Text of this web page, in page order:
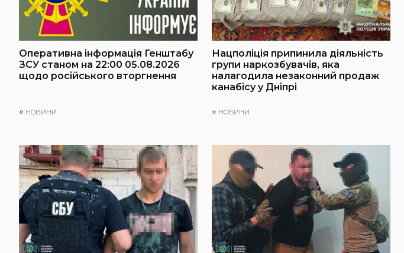
Оперативна інформація Генштабу
ЗСУ станом на 22:00 05.08.2026
щодо російського вторгнення
# НОВИНИ
Нацполіція припинила діяльність
групи наркозбувачів, яка
налагодила незаконний продаж
канабісу у Дніпрі
# НОВИНИ